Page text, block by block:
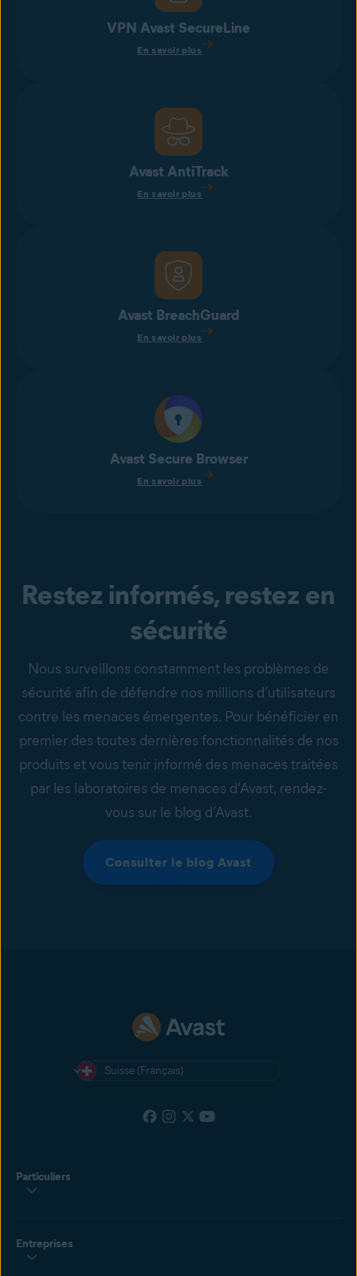
VPN Avast SecureLine
En savoir plus
Avast AntiTrack
En savoir plus
Avast BreachGuard
En savoir plus
Avast Secure Browser
En savoir plus
Restez informés, restez en
sécurité
Nous surveillons constamment les problèmes de
sécurité afin de défendre nos millions d’utilisateurs
contre les menaces émergentes. Pour bénéficier en
premier des toutes dernières fonctionnalités de nos
produits et vous tenir informé des menaces traitées
par les laboratoires de menaces d’Avast, rendez-
vous sur le blog d’Avast.
Consulter le blog Avast
Suisse (Français)
Particuliers
Entreprises